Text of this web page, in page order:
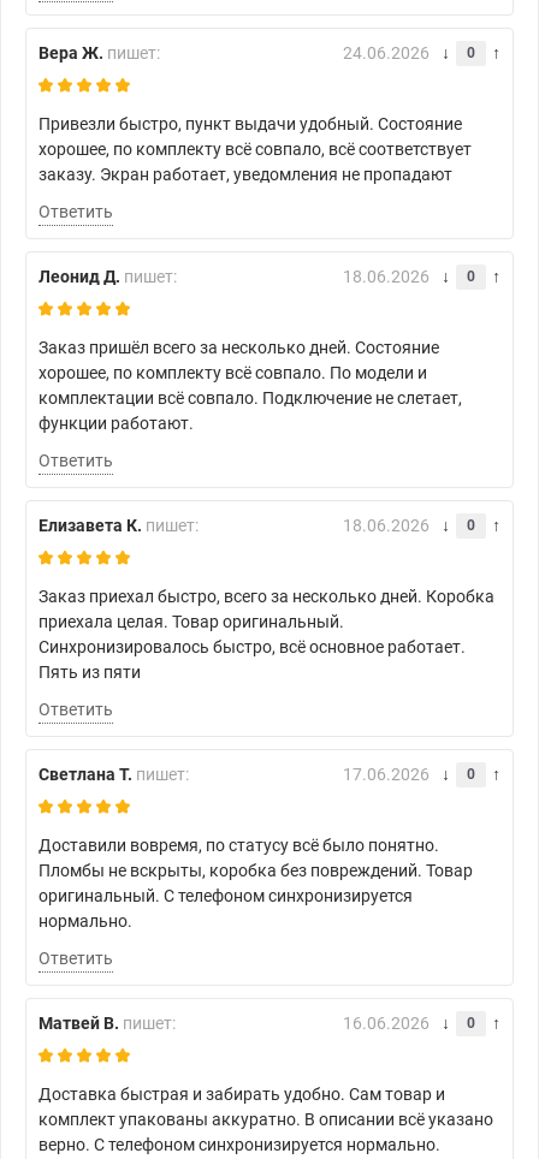
Вера Ж. пишет: 24.06.2026 0
Привезли быстро, пункт выдачи удобный. Состояние
хорошее, по комплекту всё совпало, всё соответствует
заказу. Экран работает, уведомления не пропадают
Ответить
Леонид Д. пишет: 18.06.2026 0
Заказ пришёл всего за несколько дней. Состояние
хорошее, по комплекту всё совпало. По модели и
комплектации всё совпало. Подключение не слетает,
функции работают.
Ответить
Елизавета К. пишет: 18.06.2026 0
Заказ приехал быстро, всего за несколько дней. Коробка
приехала целая. Товар оригинальный.
Синхронизировалось быстро, всё основное работает.
Пять из пяти
Ответить
Светлана Т. пишет: 17.06.2026 0
Доставили вовремя, по статусу всё было понятно.
Пломбы не вскрыты, коробка без повреждений. Товар
оригинальный. С телефоном синхронизируется
нормально.
Ответить
Матвей В. пишет: 16.06.2026 0
Доставка быстрая и забирать удобно. Сам товар и
комплект упакованы аккуратно. В описании всё указано
верно. С телефоном синхронизируется нормально.